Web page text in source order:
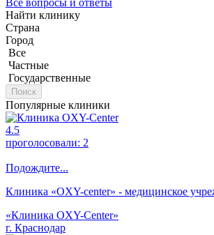
Все вопросы и ответы
Найти клинику
Страна
Город
Все
Частные
Государственные
Поиск
Популярные клиники
4.5
проголосовали: 2
Подождите...
Клиника «OXY-center» - медицинское
«Клиника OXY-Center»
г. Краснодар